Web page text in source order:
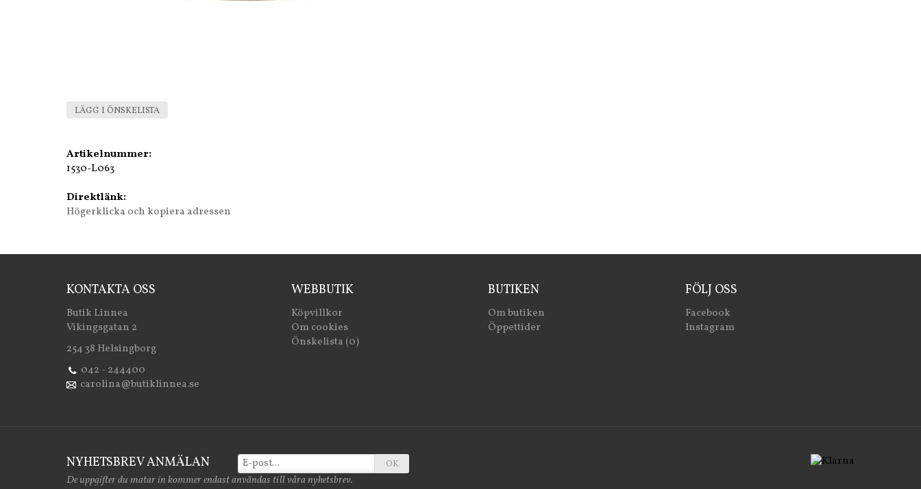
LÄGG I ÖNSKELISTA
Artikelnummer:
1530-L063
Direktlänk:
Högerklicka och kopiera adressen
KONTAKTA OSS
Butik Linnea
Vikingsgatan 2
254 38 Helsingborg
042 - 244400
carolina@butiklinnea.se
WEBBUTIK
Köpvillkor
Om cookies
Önskelista (0)
BUTIKEN
Om butiken
Öppettider
FÖLJ OSS
Facebook
Instagram
NYHETSBREV ANMÄLAN OK
De uppgifter du matar in kommer endast användas till våra nyhetsbrev.